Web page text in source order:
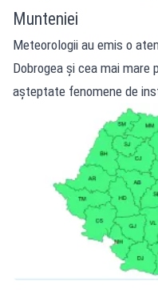
Munteniei
Meteorologii au emis o
Dobrogea și cea mai mare
așteptate fenomene de